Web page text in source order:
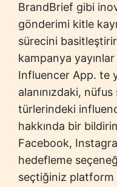
BrandBrief gibi
gönderimi kitle
sürecini
kampanya
Influencer App. te
alanınızdaki,
türlerindeki
hakkında bir
Facebook,
hedefleme
seçtiğiniz platform